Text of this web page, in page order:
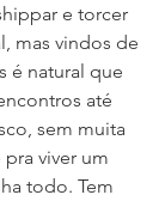
e torcer
mas vindos de
é natural que
até
sem muita
viver um
todo. Tem